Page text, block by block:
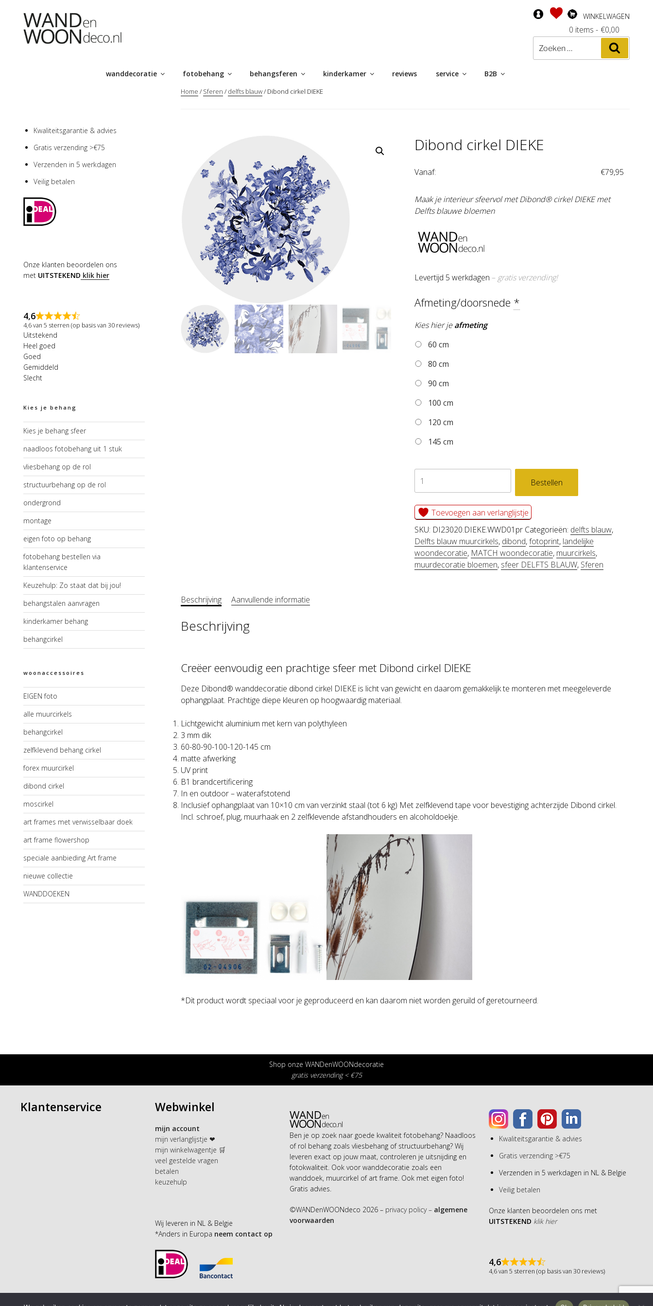
WINKELWAGEN
- €0,00
0 items
Zoeken
naar:
wanddecoratie fotobehang behangsferen kinderkamer reviews service B2B
Home / Sferen / delfts blauw/ Dibond cirkel DIEKE
Dibond cirkel DIEKE
Vanaf: €79,95
Maak je interieur sfeervol met Dibond® cirkel DIEKE met
Delfts blauwe bloemen
Levertijd 5 werkdagen – gratis verzending!
Afmeting/doorsnede *
Kies hier jeafmeting
60 cm
80 cm
90 cm
100 cm
120 cm
145 cm
Dibond
cirkel
DIEKE
aantal
Bestellen
Toevoegen aan verlanglijstje
SKU: DI23020.DIEKE.WWD01pr Categorieën: delfts blauw,
Delfts blauw muurcirkels, dibond,fotoprint, landelijke
woondecoratie, MATCH woondecoratie, muurcirkels,
muurdecoratie bloemen, sfeer DELFTS BLAUW, Sferen
Beschrijving Aanvullende informatie
Beschrijving
Creëer eenvoudig een prachtige sfeer met Dibond cirkel DIEKE
Deze Dibond® wanddecoratie dibond cirkel DIEKE is licht van gewicht en daarom gemakkelijk te monteren met meegeleverde
ophangplaat. Prachtige diepe kleuren op hoogwaardig materiaal.
Lichtgewicht aluminium met kern van polythyleen
3 mm dik
60-80-90-100-120-145 cm
matte afwerking
UV print
B1 brandcertificering
In en outdoor – waterafstotend
Inclusief ophangplaat van 10×10 cm van verzinkt staal (tot 6 kg) Met zelfklevend tape voor bevestiging achterzijde Dibond cirkel.
Incl. schroef, plug, muurhaak en 2 zelfklevende afstandhouders en alcoholdoekje.
*Dit product wordt speciaal voor je geproduceerd en kan daarom niet worden geruild of geretourneerd.
Kwaliteitsgarantie & advies
Gratis verzending >€75
Verzenden in 5 werkdagen
Veilig betalen
Onze klanten beoordelen ons
met UITSTEKEND klik hier
4,6
4,6 van 5 sterren (op basis van 30 reviews)
Uitstekend
Heel goed
Goed
Gemiddeld
Slecht
Kies je behang
Kies je behang sfeer
naadloos fotobehang uit 1 stuk
vliesbehang op de rol
structuurbehang op de rol
ondergrond
montage
eigen foto op behang
fotobehang bestellen via
klantenservice
Keuzehulp: Zo staat dat bij jou!
behangstalen aanvragen
kinderkamer behang
behangcirkel
woonaccessoires
EIGEN foto
alle muurcirkels
behangcirkel
zelfklevend behang cirkel
forex muurcirkel
dibond cirkel
moscirkel
art frames met verwisselbaar doek
art frame flowershop
speciale aanbieding Art frame
nieuwe collectie
WANDDOEKEN
Shop onze WANDenWOONdecoratie
gratis verzending < €75
Klantenservice Webwinkel
mijn account
mijn verlanglijstje ❤
mijn winkelwagentje 🛒
veel gestelde vragen
betalen
keuzehulp
Wij leveren in NL & Belgie
*Anders in Europa neem contact op
Ben je op zoek naar goede kwaliteit fotobehang? Naadloos
of rol behang zoals vliesbehang of structuurbehang? Wij
leveren exact op jouw maat, controleren je uitsnijding en
fotokwaliteit. Ook voor wanddecoratie zoals een
wanddoek, muurcirkel of art frame. Ook met eigen foto!
Gratis advies.
©WANDenWOONdeco 2026 – privacy policy – algemene
voorwaarden
Kwaliteitsgarantie & advies
Gratis verzending >€75
Verzenden in 5 werkdagen in NL & Belgie
Veilig betalen
Onze klanten beoordelen ons met
UITSTEKEND klik hier
4,6
4,6 van 5 sterren (op basis van 30 reviews)